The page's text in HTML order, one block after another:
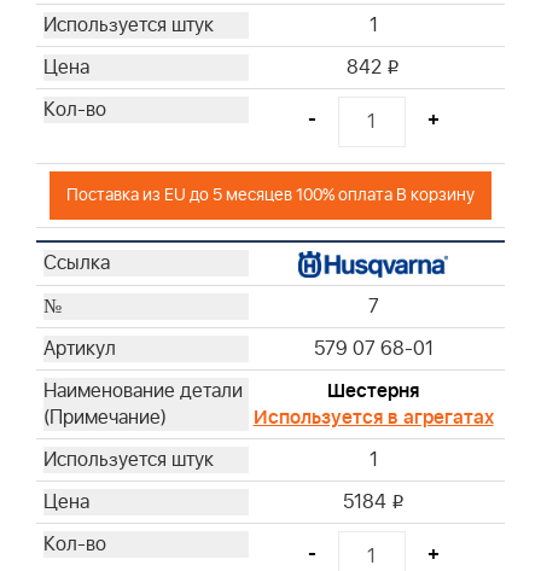
1
842 i
- +
Поставка из EU до 5 месяцев 100% оплата В корзину
7
579 07 68-01
Шестерня
Используется в агрегатах
1
5184 i
- +